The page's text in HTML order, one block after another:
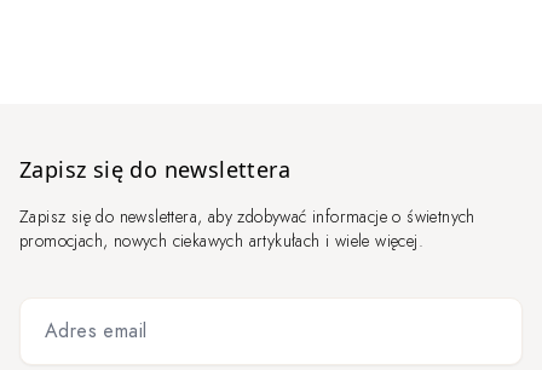
Zapisz się do newslettera
Zapisz się do newslettera, aby zdobywać informacje o świetnych
promocjach, nowych ciekawych artykułach i wiele więcej.
Adres email